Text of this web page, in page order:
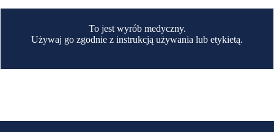
To jest wyrób medyczny.
Używaj go zgodnie z instrukcją używania lub etykietą.